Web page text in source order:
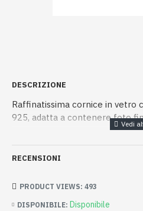
DESCRIZIONE
Raffinatissima cornice in vetro
925, adatta a contenere foto
RECENSIONI
DISPONIBILE: Disponibile
PRODUCT VIEWS: 493